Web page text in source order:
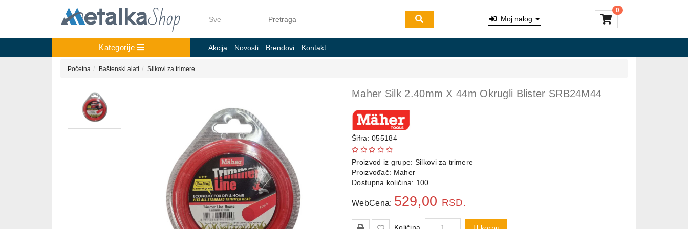
Moj nalog
0
Kategorije Akcija Novosti Brendovi Kontakt
Početna Baštenski alati Silkovi za trimere
Maher Silk 2.40mm X 44m Okrugli Blister SRB24M44
Šifra: 055184
Proizvod iz grupe: Silkovi za trimere
Proizvođač: Maher
Dostupna količina: 100
WebCena: 529,00 RSD.
Količina